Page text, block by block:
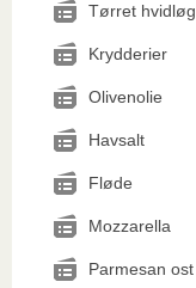
Tørret hvidløg
Krydderier
Olivenolie
Havsalt
Fløde
Mozzarella
Parmesan ost